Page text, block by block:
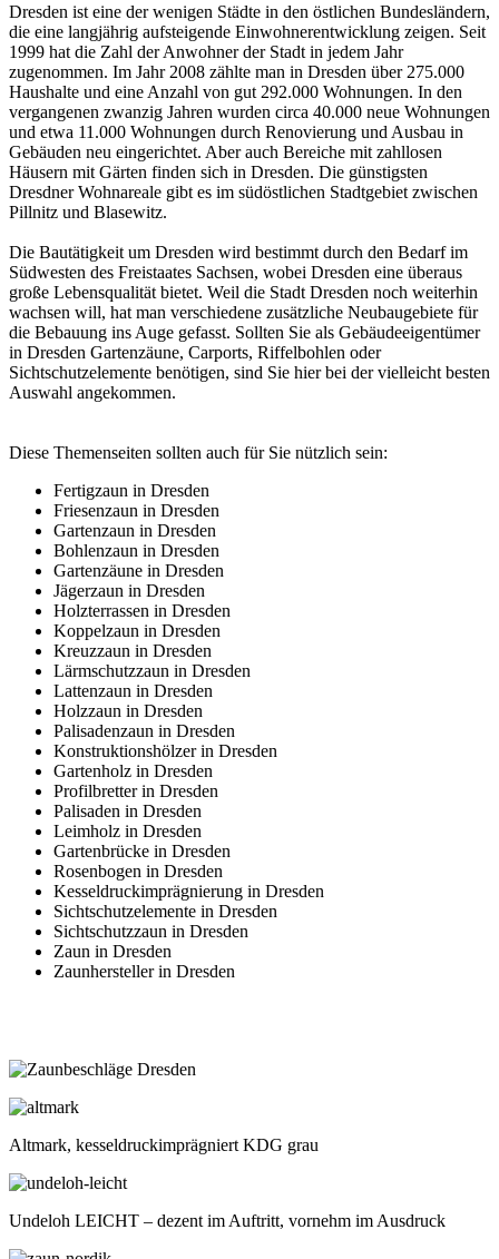
Dresden ist eine der wenigen Städte in den östlichen Bundesländern,
die eine langjährig aufsteigende Einwohnerentwicklung zeigen. Seit
1999 hat die Zahl der Anwohner der Stadt in jedem Jahr
zugenommen. Im Jahr 2008 zählte man in Dresden über 275.000
Haushalte und eine Anzahl von gut 292.000 Wohnungen. In den
vergangenen zwanzig Jahren wurden circa 40.000 neue Wohnungen
und etwa 11.000 Wohnungen durch Renovierung und Ausbau in
Gebäuden neu eingerichtet. Aber auch Bereiche mit zahllosen
Häusern mit Gärten finden sich in Dresden. Die günstigsten
Dresdner Wohnareale gibt es im südöstlichen Stadtgebiet zwischen
Pillnitz und Blasewitz.
Die Bautätigkeit um Dresden wird bestimmt durch den Bedarf im
Südwesten des Freistaates Sachsen, wobei Dresden eine überaus
große Lebensqualität bietet. Weil die Stadt Dresden noch weiterhin
wachsen will, hat man verschiedene zusätzliche Neubaugebiete für
die Bebauung ins Auge gefasst. Sollten Sie als Gebäudeeigentümer
in Dresden Gartenzäune, Carports, Riffelbohlen oder
Sichtschutzelemente benötigen, sind Sie hier bei der vielleicht besten
Auswahl angekommen.
Diese Themenseiten sollten auch für Sie nützlich sein:
Fertigzaun in Dresden
Friesenzaun in Dresden
Gartenzaun in Dresden
Bohlenzaun in Dresden
Gartenzäune in Dresden
Jägerzaun in Dresden
Holzterrassen in Dresden
Koppelzaun in Dresden
Kreuzzaun in Dresden
Lärmschutzzaun in Dresden
Lattenzaun in Dresden
Holzzaun in Dresden
Palisadenzaun in Dresden
Konstruktionshölzer in Dresden
Gartenholz in Dresden
Profilbretter in Dresden
Palisaden in Dresden
Leimholz in Dresden
Gartenbrücke in Dresden
Rosenbogen in Dresden
Kesseldruckimprägnierung in Dresden
Sichtschutzelemente in Dresden
Sichtschutzzaun in Dresden
Zaun in Dresden
Zaunhersteller in Dresden
Altmark, kesseldruckimprägniert KDG grau
Undeloh LEICHT – dezent im Auftritt, vornehm im Ausdruck